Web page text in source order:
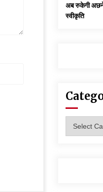
अब रुकेगी
स्वीकृति